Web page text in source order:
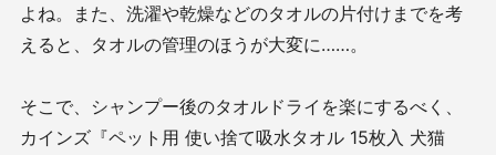
よね。また、洗濯や乾燥などのタオルの片付けまでを考
えると、タオルの管理のほうが大変に……。
そこで、シャンプー後のタオルドライを楽にするべく、
カインズ『ペット用 使い捨て吸水タオル 15枚入 犬猫